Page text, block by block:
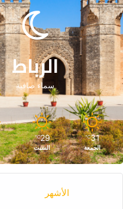
الرباط
سماء صافية
31
℃
الجمعة
29
℃
السبت
الأشهر